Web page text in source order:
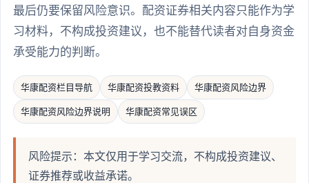
最后仍要保留风险意识。配资证券相关内容只能作为学
习材料，不构成投资建议，也不能替代读者对自身资金
承受能力的判断。
华康配资栏目导航 华康配资投教资料 华康配资风险边界
华康配资风险边界说明 华康配资常见误区
风险提示：本文仅用于学习交流，不构成投资建议、
证券推荐或收益承诺。